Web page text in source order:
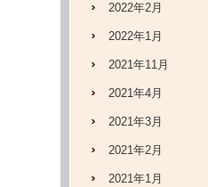
2022年2月
2022年1月
2021年11月
2021年4月
2021年3月
2021年2月
2021年1月